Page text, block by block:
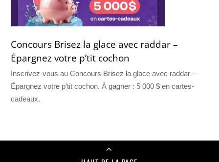
Concours Brisez la glace avec raddar –
Épargnez votre p’tit cochon
Inscrivez-vous au Concours Brisez la glace avec raddar –
Épargnez votre p’tit cochon. À gagner : 5 000 $ en cartes-
cadeaux.